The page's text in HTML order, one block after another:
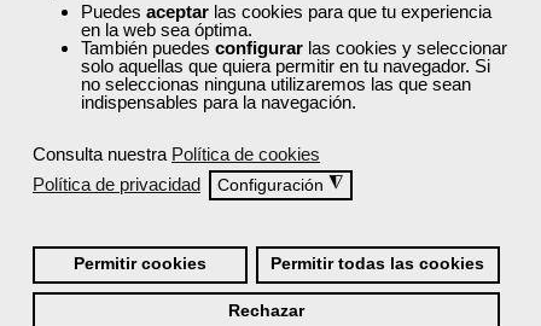
Puedes aceptar las cookies para que tu experiencia
en la web sea óptima.
También puedes configurar las cookies y seleccionar
solo aquellas que quiera permitir en tu navegador. Si
no seleccionas ninguna utilizaremos las que sean
indispensables para la navegación.
Consulta nuestra Política de cookies
Política de privacidad
Configuración ◮
Permitir cookies Permitir todas las cookies
Rechazar
Quiénes Somos:
Especialistas en consultoría yformación para el empleo
Nuestro objetivo diario es, única y exclusivamente, ayudarte a
conseguir tus metas profesionales ofreciéndote los mejores